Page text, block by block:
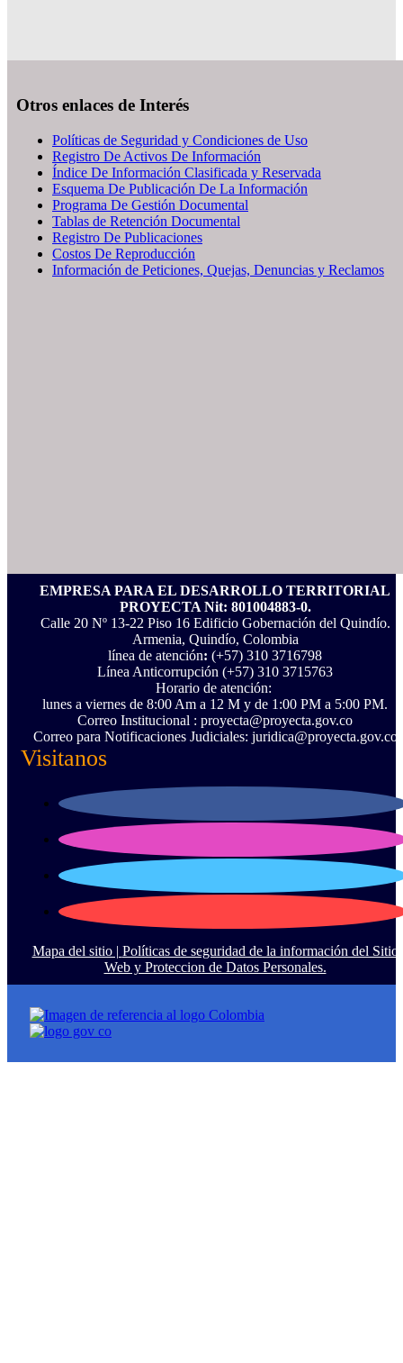
Otros enlaces de Interés
Políticas de Seguridad y Condiciones de Uso
Registro De Activos De Información
Índice De Información Clasificada y Reservada
Esquema De Publicación De La Información
Programa De Gestión Documental
Tablas de Retención Documental
Registro De Publicaciones
Costos De Reproducción
Información de Peticiones, Quejas, Denuncias y Reclamos
EMPRESA PARA EL DESARROLLO TERRITORIAL
PROYECTA Nit: 801004883-0.
Calle 20 Nº 13-22 Piso 16 Edificio Gobernación del Quindío.
Armenia, Quindío, Colombia
línea de atención: (+57) 310 3716798
Línea Anticorrupción ‪(+57) 310 3715763‬
Horario de atención:
lunes a viernes de 8:00 Am a 12 M y de 1:00 PM a 5:00 PM.
Correo Institucional : proyecta@proyecta.gov.co
Correo para Notificaciones Judiciales: juridica@proyecta.gov.co
Visitanos
Mapa del sitio | Políticas de seguridad de la información del Sitio
Web y Proteccion de Datos Personales.